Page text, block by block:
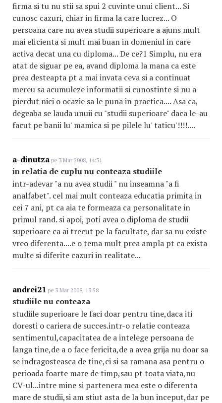
firma si tu nu stii sa spui 2 cuvinte unui client... Si
cunosc cazuri, chiar in firma la care lucrez... O
persoana care nu avea studii superioare a ajuns mult
mai eficienta si mult mai buan in domeniul in care
activa decat una cu diploma... De ce?1 Simplu, nu era
atat de siguar pe ea, avand diploma la mana ca este
prea desteapta pt a mai invata ceva si a continuat
mereu sa acumuleze informatii si cunostinte si nu a
pierdut nici o ocazie sa le puna in practica.... Asa ca,
degeaba se lauda unuii cu "studii superioare" daca le-au
facut pe banii lu' mamica si pe pilele lu' taticu'!!!!....
a-dinutza pe 3 Mar 2008, 14:31
in relatia de cuplu nu conteaza studiile
intr-adevar "a nu avea studii " nu inseamna "a fi
analfabet". cel mai mult conteaza educatia primita in
cei 7 ani, pt ca aia te formeaza ca personalitate in
primul rand. si apoi, poti avea o diploma de studii
superioare ca ai trecut pe la facultate, dar sa nu existe
vreo diferenta....e o tema mult prea ampla pt ca exista
multe si diferite cazuri in realitate...
andrei21 pe 3 Mar 2008, 13:58
studiile nu conteaza
studiile superioare le faci doar pentru tine,daca iti
doresti o cariera de succes.intr-o relatie conteaza
sentimentul,capacitatea de a intelege persoana de
langa tine,de a o face fericita,de a avea grija nu doar sa
se indragosteasca de tine,ci si sa ramana asa pentru o
perioada foarte mare de timp,sau pt toata viata,nu
CV-ul...intre mine si partenera mea este o diferenta
mare de studii,si am stiut asta de la bun inceput,dar pe